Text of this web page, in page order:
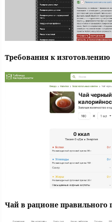
Требования к
Чай в рационе правильного